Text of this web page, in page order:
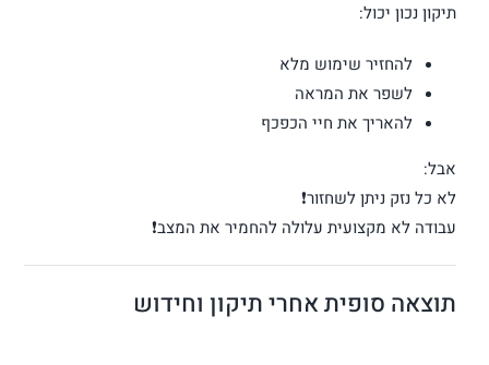
תיקון נכון יכול:
להחזיר שימוש מלא
לשפר את המראה
להאריך את חיי הכפכף
אבל:
לא כל נזק ניתן לשחזור❗
עבודה לא מקצועית עלולה להחמיר את המצב❗
תוצאה סופית אחרי תיקון וחידוש